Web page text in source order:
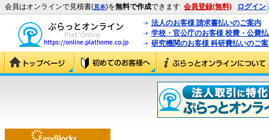
会員はオンラインで見積書(見本)を無料で作成できます 会員登録(無料) ログイン
法人のお客様 請求書払いのご案内
学校・官公庁のお客様 校費・公費
研究機関のお客様 科研費払いのご